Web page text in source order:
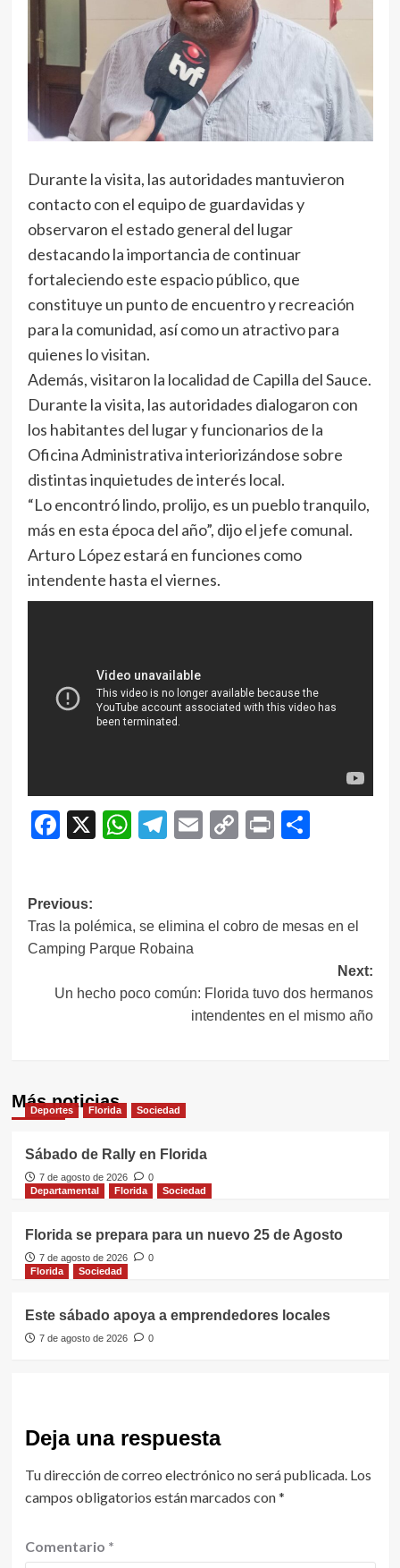
Durante la visita, las autoridades mantuvieron
contacto con el equipo de guardavidas y
observaron el estado general del lugar
destacando la importancia de continuar
fortaleciendo este espacio público, que
constituye un punto de encuentro y recreación
para la comunidad, así como un atractivo para
quienes lo visitan.
Además, visitaron la localidad de Capilla del Sauce.
Durante la visita, las autoridades dialogaron con
los habitantes del lugar y funcionarios de la
Oficina Administrativa interiorizándose sobre
distintas inquietudes de interés local.
“Lo encontró lindo, prolijo, es un pueblo tranquilo,
más en esta época del año”, dijo el jefe comunal.
Arturo López estará en funciones como
intendente hasta el viernes.
Facebook
X WhatsApp
Telegram
EmailCopy
Print
Navegación
de
entradas
Previous:
Tras la polémica, se elimina el cobro de mesas en el
Camping Parque Robaina
Next:
Un hecho poco común: Florida tuvo dos hermanos
intendentes en el mismo año
Más noticias
Deportes Florida Sociedad
Sábado de Rally en Florida
7 de agosto de 2026
0
Departamental
Florida Sociedad
Florida se prepara para un nuevo 25 de Agosto
7 de agosto de 2026
0
Florida
Sociedad
Este sábado apoya a emprendedores locales
7 de agosto de 2026 0
Deja una respuesta
Tu dirección de correo electrónico no será publicada. Los
campos obligatorios están marcados con*
Comentario *